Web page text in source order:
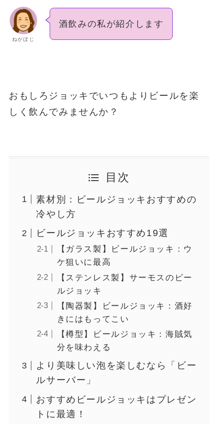
ねがぽじ
酒飲みの私が紹介します
おもしろジョッキでいつもよりビールを楽
しく飲んでみませんか？
目次
素材別：ビールジョッキおすすめの
冷やし方
ビールジョッキおすすめ19選
【ガラス製】ビールジョッキ：ウ
ケ狙いに最高
【ステンレス製】サーモスのビー
ルジョッキ
【陶器製】ビールジョッキ：酒好
きにはもってこい
【樽型】ビールジョッキ：海賊気
分を味わえる
より美味しい泡を楽しむなら「ビー
ルサーバー」
おすすめビールジョッキはプレゼン
トに最適！